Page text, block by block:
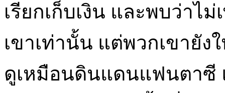
เรียกเก็บเงิน และพบว่าไ
เขาเท่านั้น แต่พวกเขายั
ดูเหมือนดินแดนแฟนตาซี